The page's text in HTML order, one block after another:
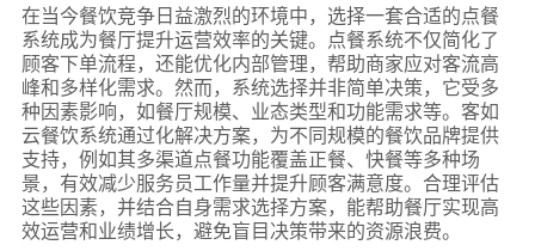
在当今餐饮竞争日益激烈的环境中，选择一套合适的点餐
系统成为餐厅提升运营效率的关键。点餐系统不仅简化了
顾客下单流程，还能优化内部管理，帮助商家应对客流高
峰和多样化需求。然而，系统选择并非简单决策，它受多
种因素影响，如餐厅规模、业态类型和功能需求等。客如
云餐饮系统通过化解决方案，为不同规模的餐饮品牌提供
支持，例如其多渠道点餐功能覆盖正餐、快餐等多种场
景，有效减少服务员工作量并提升顾客满意度。合理评估
这些因素，并结合自身需求选择方案，能帮助餐厅实现高
效运营和业绩增长，避免盲目决策带来的资源浪费。